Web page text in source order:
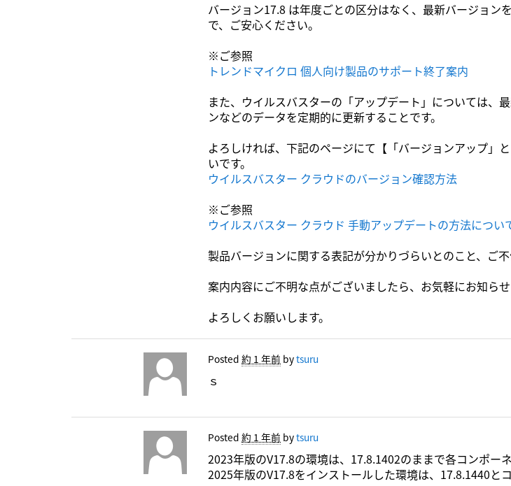
バージョン17.8 は年度ごとの区分はなく、最新バージョン
で、ご安心ください。
※ご参照
トレンドマイクロ 個人向け製品のサポート終了案内
また、ウイルスバスターの「アップデート」については、
ンなどのデータを定期的に更新することです。
よろしければ、下記のページにて【「バージョンアップ」
いです。
ウイルスバスター クラウドのバージョン確認方法
※ご参照
ウイルスバスター クラウド 手動アップデートの方法につい
製品バージョンに関する表記が分かりづらいとのこと、ご
案内内容にご不明な点がございましたら、お気軽にお知らせ
よろしくお願いします。
Posted 約 1 年前 bytsuru
ｓ
Posted 約 1 年前 bytsuru
2023年版のV17.8の環境は、17.8.1402のままで各コンポー
2025年版のV17.8をインストールした環境は、17.8.1440と